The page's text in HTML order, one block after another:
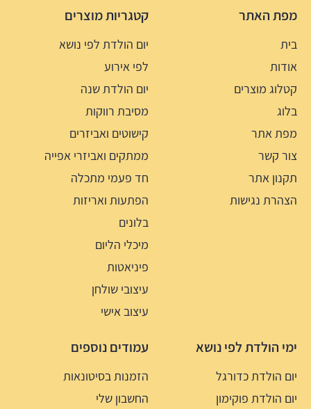
מפת האתר
בית
אודות
קטלוג מוצרים
בלוג
מפת אתר
צור קשר
תקנון אתר
הצהרת נגישות
קטגריות מוצרים
יום הולדת לפי נושא
לפי אירוע
יום הולדת שנה
מסיבת רווקות
קישוטים ואביזרים
ממתקים ואביזרי אפייה
חד פעמי מתכלה
הפתעות ואריזות
בלונים
מיכלי הליום
פיניאטות
עיצובי שולחן
עיצוב אישי
ימי הולדת לפי נושא
יום הולדת כדורגל
יום הולדת פוקימון
עמודים נוספים
הזמנות בסיטונאות
החשבון שלי